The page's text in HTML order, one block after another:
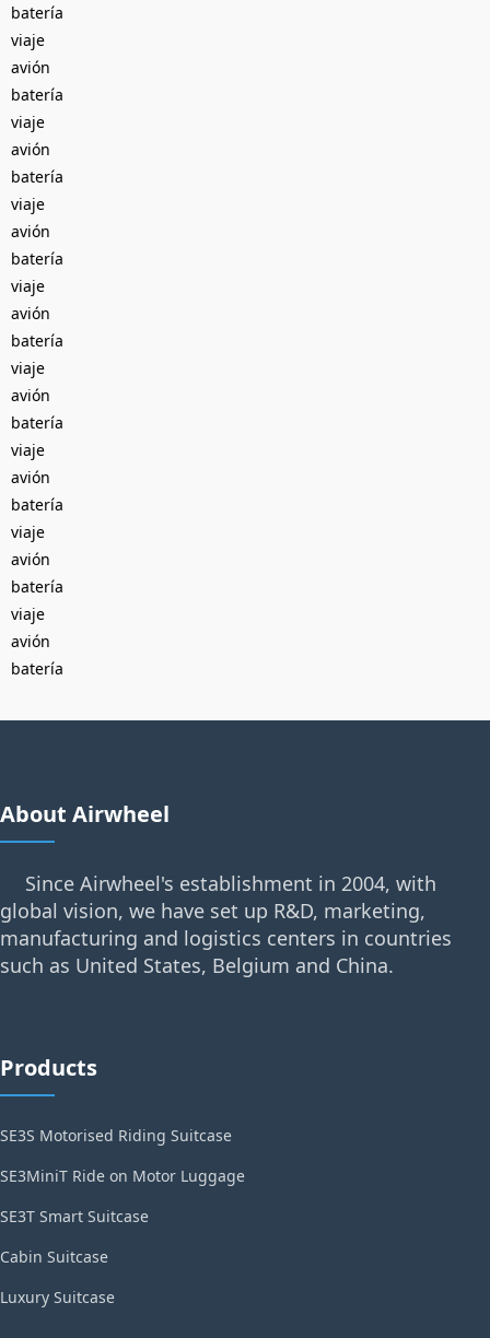
batería
viaje
avión
batería
viaje
avión
batería
viaje
avión
batería
viaje
avión
batería
viaje
avión
batería
viaje
avión
batería
viaje
avión
batería
viaje
avión
batería
About Airwheel
Since Airwheel's establishment in 2004, with
global vision, we have set up R&D, marketing,
manufacturing and logistics centers in countries
such as United States, Belgium and China.
Products
SE3S Motorised Riding Suitcase
SE3MiniT Ride on Motor Luggage
SE3T Smart Suitcase
Cabin Suitcase
Luxury Suitcase